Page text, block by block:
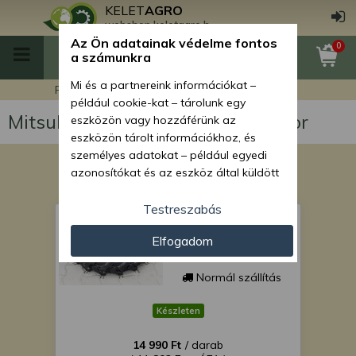
KELETAGRO
webshop.keletagro.hu
0
Főoldal Mitsubishi MT146 japán kistraktor
Mitsubishi MT146 japán kistraktor
Gumi 5.00-12 SZUPER
ÁRON!
Normál szállítás
Készleten
14 990 Ft / darab
Az Ön adatainak védelme fontos
a számunkra
Mi és a partnereink információkat –
például cookie-kat – tárolunk egy
eszközön vagy hozzáférünk az
eszközön tárolt információkhoz, és
személyes adatokat – például egyedi
azonosítókat és az eszköz által küldött
személyre szabott hirdetések és
tartalom nyújtásához, hirdetés- és
tartalomméréshez, nézettségi adatok
gyűjtéséhez, valamint termékek
kifejlesztéséhez és a termékek
partnereink eszközleolvasásos
adatokat és azonosítási információkat
Testreszabás
Elfogadom